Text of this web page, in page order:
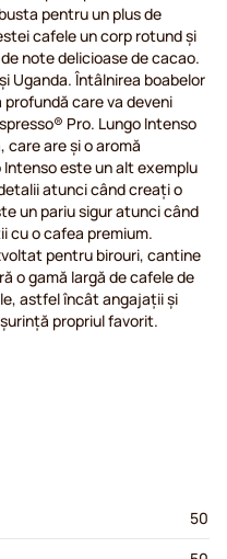
pentru un plus de
cafele un corp rotund și
note delicioase de cacao.
Uganda. Întâlnirea boabelor
care va deveni
Pro. Lungo Intenso
are și o aromă
este un alt exemplu
atunci când creați o
un pariu sigur atunci când
cu o cafea premium.
pentru birouri, cantine
o gamă largă de cafele de
astfel încât angajații și
propriul favorit.
50